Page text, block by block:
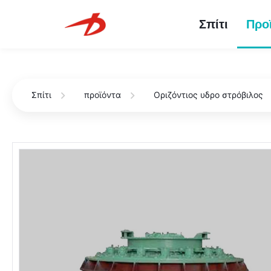
Σπίτι
Σπίτι προϊόντα Οριζόντιος υδρο στρόβιλος